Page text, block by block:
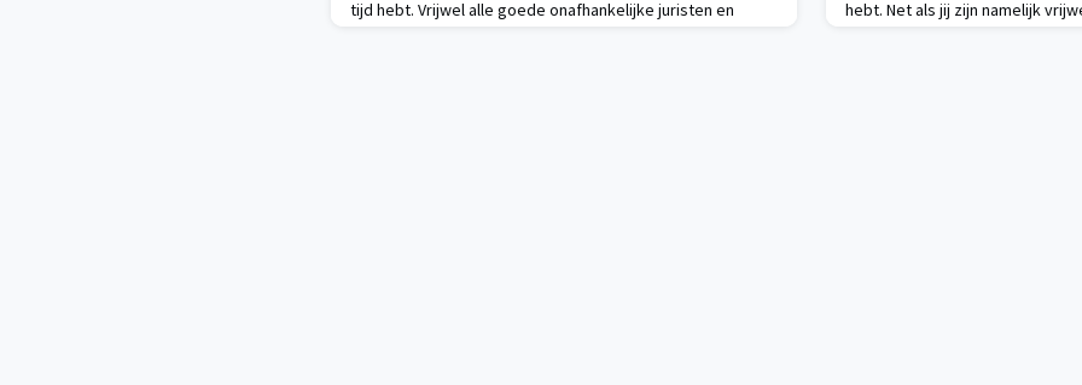
tijd hebt. Vrijwel alle goede onafhankelijke juristen en
hebt. Net als jij zijn namelijk